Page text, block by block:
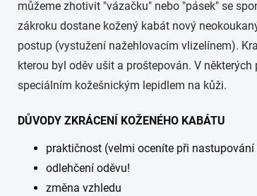
můžeme zhotivit "vázačku" nebo "pásek" se
zákroku dostane kožený kabát nový
postup (vystužení nažehlovacím vlizelínem).
kterou byl oděv ušit a proštepován. V
speciálním kožešnickým lepidlem na kůži.
DŮVODY ZKRÁCENÍ KOŽENÉHO KABÁTU
praktičnost (velmi oceníte při
odlehčení oděvu!
změna vzhledu